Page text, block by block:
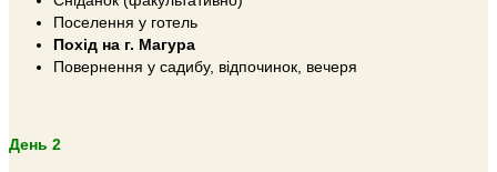
Поселення у готель
Похід на г. Магура
Повернення у садибу, відпочинок, вечеря
День 2